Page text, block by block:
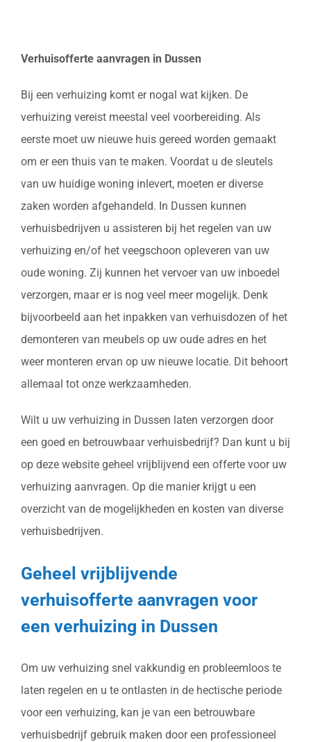
Verhuisofferte aanvragen in Dussen
Bij een verhuizing komt er nogal wat kijken. De
verhuizing vereist meestal veel voorbereiding. Als
eerste moet uw nieuwe huis gereed worden gemaakt
om er een thuis van te maken. Voordat u de sleutels
van uw huidige woning inlevert, moeten er diverse
zaken worden afgehandeld. In Dussen kunnen
verhuisbedrijven u assisteren bij het regelen van uw
verhuizing en/of het veegschoon opleveren van uw
oude woning. Zij kunnen het vervoer van uw inboedel
verzorgen, maar er is nog veel meer mogelijk. Denk
bijvoorbeeld aan het inpakken van verhuisdozen of het
demonteren van meubels op uw oude adres en het
weer monteren ervan op uw nieuwe locatie. Dit behoort
allemaal tot onze werkzaamheden.
Wilt u uw verhuizing in Dussen laten verzorgen door
een goed en betrouwbaar verhuisbedrijf? Dan kunt u bij
op deze website geheel vrijblijvend een offerte voor uw
verhuizing aanvragen. Op die manier krijgt u een
overzicht van de mogelijkheden en kosten van diverse
verhuisbedrijven.
Geheel vrijblijvende
verhuisofferte aanvragen voor
een verhuizing in Dussen
Om uw verhuizing snel vakkundig en probleemloos te
laten regelen en u te ontlasten in de hectische periode
voor een verhuizing, kan je van een betrouwbare
verhuisbedrijf gebruik maken door een professioneel